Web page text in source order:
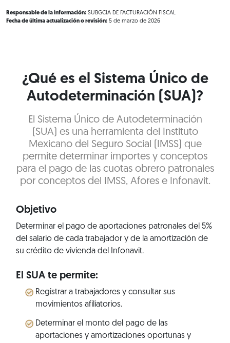
Responsable de la información: SUBGCIA DE FACTURACIÓN FISCAL
Fecha de última actualización o revisión: 5 de marzo de 2026
¿Qué es el Sistema Único de
Autodeterminación (SUA)?
El Sistema Único de Autodeterminación
(SUA) es una herramienta del Instituto
Mexicano del Seguro Social (IMSS) que
permite determinar importes y conceptos
para el pago de las cuotas obrero patronales
por conceptos del IMSS, Afores e Infonavit.
Objetivo
Determinar el pago de aportaciones patronales del 5%
del salario de cada trabajador y de la amortización de
su crédito de vivienda del Infonavit.
El SUA te permite:
Registrar a trabajadores y consultar sus
movimientos afiliatorios.
Determinar el monto del pago de las
aportaciones y amortizaciones oportunas y